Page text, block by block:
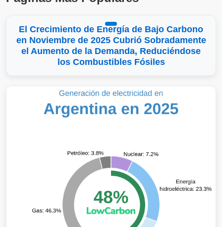
El Crecimiento de Energía de Bajo Carbono
en Noviembre de 2025 Cubrió Sobradamente
el Aumento de la Demanda, Reduciéndose
los Combustibles Fósiles